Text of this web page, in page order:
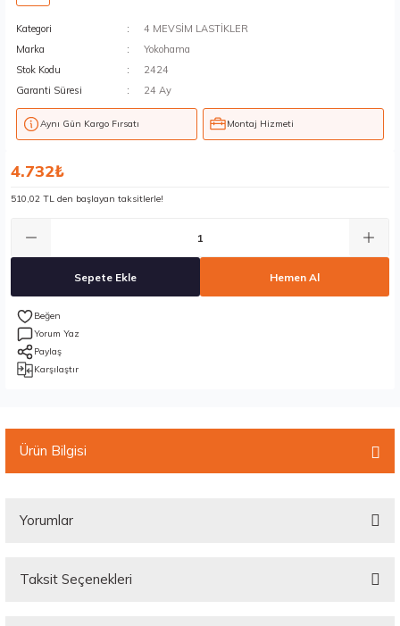
Kategori
4 MEVSİM LASTİKLER
Marka
Yokohama
Stok Kodu
2424
Garanti Süresi
24 Ay
Aynı Gün Kargo Fırsatı Montaj Hizmeti
4.732₺
510,02 TL den başlayan taksitlerle!
Sepete Ekle Hemen Al
Yorum Yaz
Paylaş
Karşılaştır
Ürün Bilgisi
Yorumlar
Taksit Seçenekleri